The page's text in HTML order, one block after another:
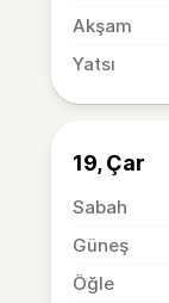
19, Çar